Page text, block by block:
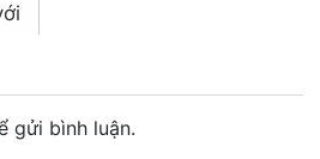
gửi bình luận.